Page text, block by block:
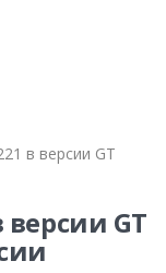
в версии GT
версии GT